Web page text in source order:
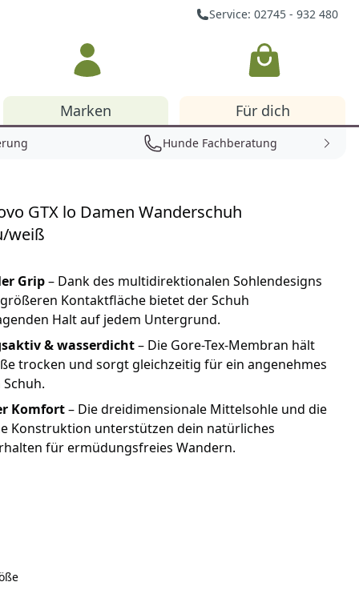
Service: 02745 - 932 480
Warenkorb
Marken Für dich
Hunde Fachberatung
GTX lo Damen Wanderschuh
weiß
Grip– Dank des multidirektionalen Sohlendesigns
Kontaktfläche bietet der Schuh
Halt auf jedem Untergrund.
& wasserdicht– Die Gore-Tex-Membran hält
trocken und sorgt gleichzeitig für ein angenehmes
Komfort– Die dreidimensionale Mittelsohle und die
Konstruktion unterstützen dein natürliches
für ermüdungsfreies Wandern.
GTX lo Damen Wanderschuh rauchblau/weiß
GTX lo Damen Wanderschuh seegras/mint